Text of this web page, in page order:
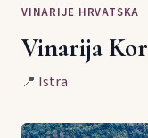
VINARIJE HRVATSKA
Vinarija
📍 Istra